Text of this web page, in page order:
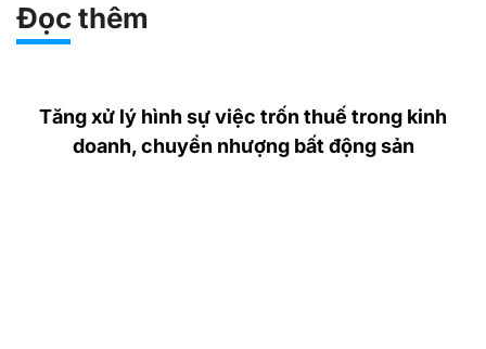
Đọc thêm
Tăng xử lý hình sự việc trốn thuế trong kinh
doanh, chuyển nhượng bất động sản